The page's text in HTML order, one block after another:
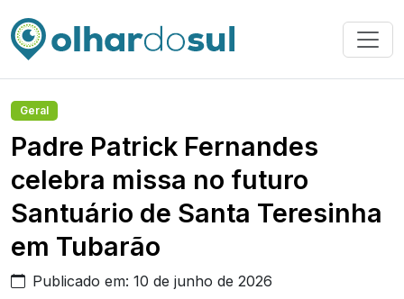
Geral
Padre Patrick Fernandes
celebra missa no futuro
Santuário de Santa Teresinha
em Tubarão
Publicado em: 10 de junho de 2026